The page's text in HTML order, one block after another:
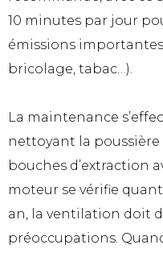
10 minutes par jour
émissions
bricolage, tabac…).
La maintenance
nettoyant la poussière
bouches d’extraction
moteur se vérifie
an, la ventilation doit
préoccupations.